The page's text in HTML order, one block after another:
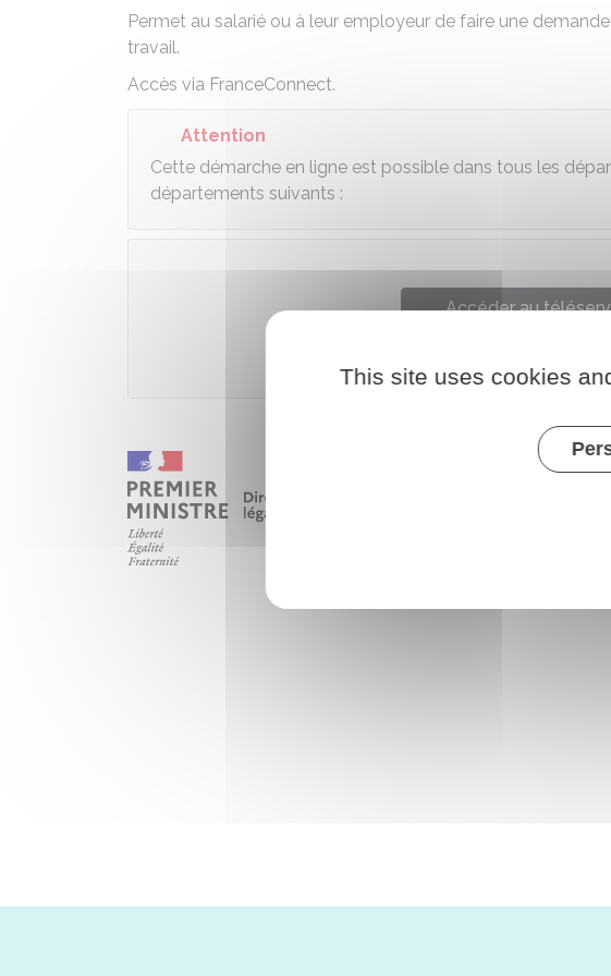
Permet au salarié ou à leur employeur de faire une
travail.
Accès via FranceConnect.
Attention
Cette démarche en ligne est possible dans tous les
départements suivants :
Accéder au
Ministère chargé de
This site uses cookies